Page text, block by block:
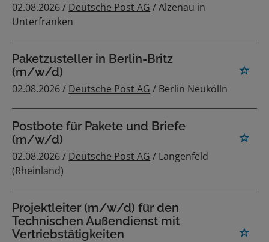
02.08.2026 / Deutsche Post AG / Alzenau in
Unterfranken
Paketzusteller in Berlin-Britz
(m/w/d)
02.08.2026 / Deutsche Post AG / Berlin Neukölln
Postbote für Pakete und Briefe
(m/w/d)
02.08.2026 / Deutsche Post AG / Langenfeld
(Rheinland)
Projektleiter (m/w/d) für den
Technischen Außendienst mit
Vertriebstätigkeiten